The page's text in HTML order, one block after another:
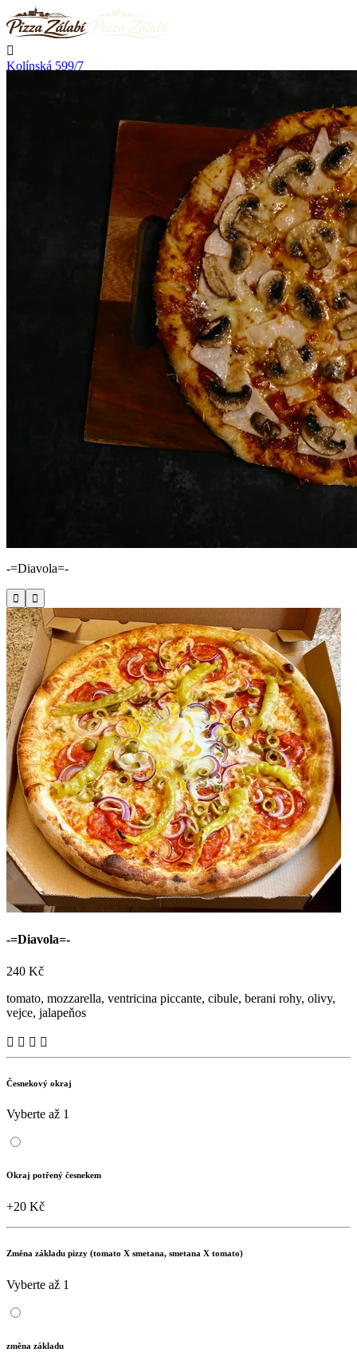

Kolínská 599/7
Začíná rozvážet v 11:00
Kolínská 599/7, Nymburk
Pizza Zálabí
Máme nové stránky! Přijďte ochutnat naši skvělou
pizzu
nebo si ji nechtě dovést po Nymburce a okolí
Objednat online +420 723 776 002
Sledujte nás na sítích!
 
-=Diavola=-
 
-=Diavola=-
240 Kč
tomato, mozzarella, ventricina piccante, cibule, berani rohy, olivy,
vejce, jalapeňos
   
Česnekový okraj
Vyberte až 1
Okraj potřený česnekem
+20 Kč
Změna základu pizzy (tomato X smetana, smetana X tomato)
Vyberte až 1
změna základu